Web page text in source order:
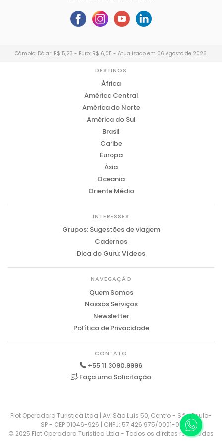
Câmbio: Dólar: R$ 5,23 - Euro: R$ 6,05 - Atualizado em 06 Agosto de 2026.
DESTINOS
África
América Central
América do Norte
América do Sul
Brasil
Caribe
Europa
Ásia
Oceania
Oriente Médio
INTERESSES
Grupos: Sugestões de viagem
Cadernos
Dica do Guru: Vídeos
NAVEGAÇÃO
Quem Somos
Nossos Serviços
Newsletter
Política de Privacidade
CONTATO
+55 11 3090.9996
Faça uma Solicitação
Flot Operadora Turistica Ltda | Av. São Luís 50, Centro - São Paulo-
SP - CEP 01046-926 | CNPJ: 57.426.975/0001-01
© 2025 Flot Operadora Turistica Ltda - Todos os direitos reservados